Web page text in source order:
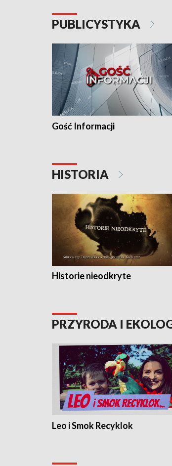
PUBLICYSTYKA
Gość Informacji
HISTORIA
Historie nieodkryte
PRZYRODA I
Leo i Smok Recyklok